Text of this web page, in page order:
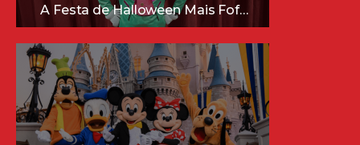
A Festa de Halloween Mais Fofa da Disney Está Chegando!